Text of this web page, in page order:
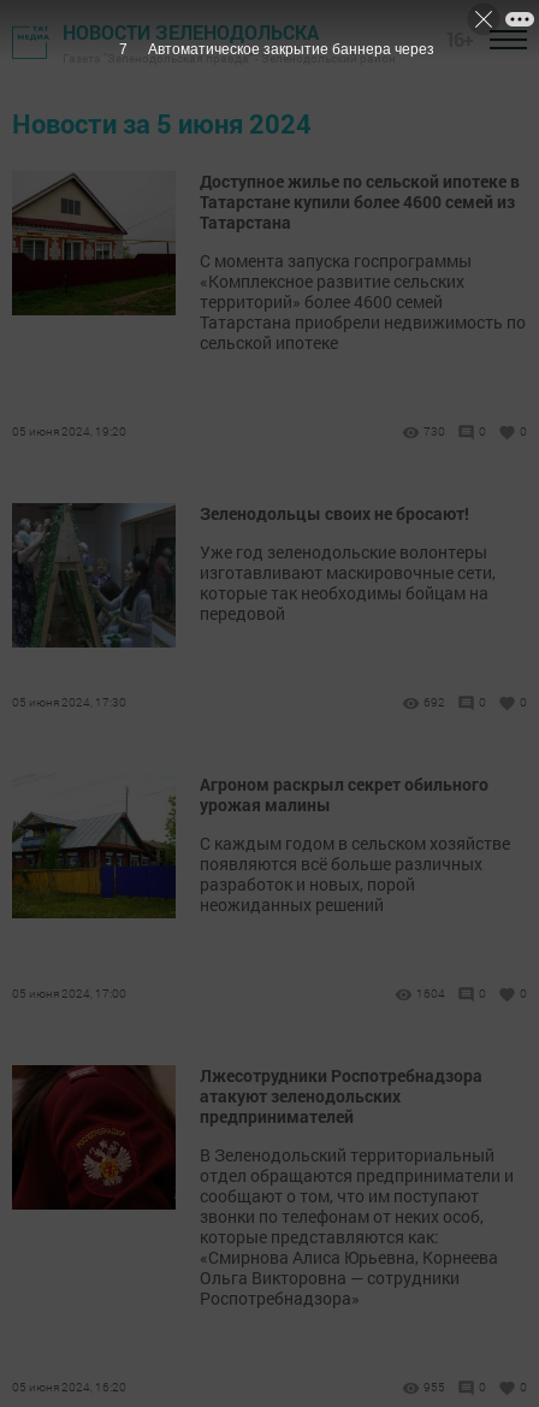
НОВОСТИ ЗЕЛЕНОДОЛЬСКА
Газета "Зеленодольская правда" - Зеленодольский район
Новости за 5 июня 2024
Доступное жилье по сельской ипотеке в
Татарстане купили более 4600 семей из
Татарстана
С момента запуска госпрограммы
«Комплексное развитие сельских
территорий» более 4600 семей
Татарстана приобрели недвижимость по
сельской ипотеке
05 июня 2024, 19:20 730 0 0
Зеленодольцы своих не бросают!
Уже год зеленодольские волонтеры
изготавливают маскировочные сети,
которые так необходимы бойцам на
передовой
05 июня 2024, 17:30 692 0 0
Агроном раскрыл секрет обильного
урожая малины
С каждым годом в сельском хозяйстве
появляются всё больше различных
разработок и новых, порой
неожиданных решений
05 июня 2024, 17:00 1604 0 0
Лжесотрудники Роспотребнадзора
атакуют зеленодольских
предпринимателей
В Зеленодольский территориальный
отдел обращаются предприниматели и
сообщают о том, что им поступают
звонки по телефонам от неких особ,
которые представляются как:
«Смирнова Алиса Юрьевна, Корнеева
Ольга Викторовна — сотрудники
Роспотребнадзора»
05 июня 2024, 16:20 955 0 0
7 Автоматическое закрытие баннера через